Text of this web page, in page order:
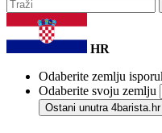
HR
Odaberite zemlju
Odaberite svoju zemlju
Ostani unutra 4barista.hr